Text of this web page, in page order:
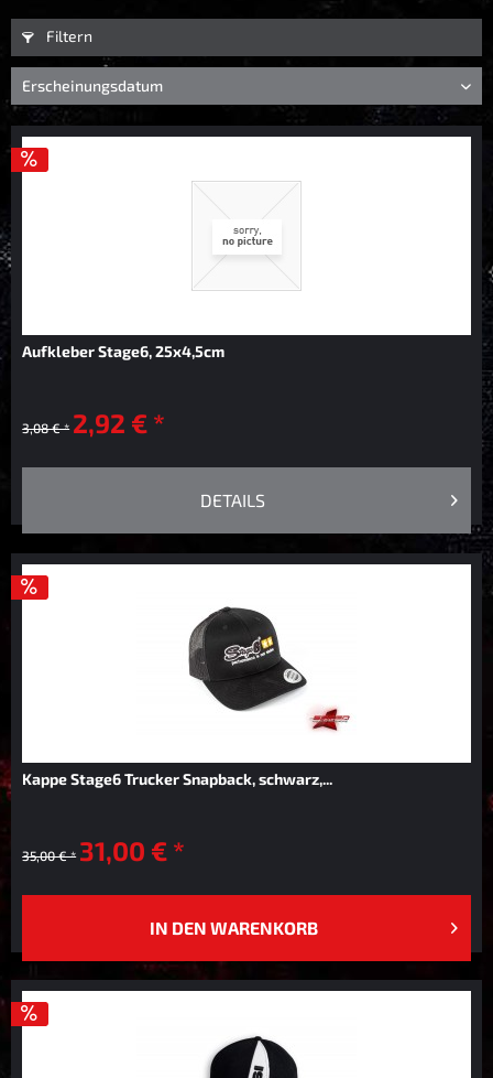
Filtern
Aufkleber Stage6, 25x4,5cm
3,08 € * 2,92 € *
DETAILS
Kappe Stage6 Trucker Snapback, schwarz,...
35,00 € * 31,00 € *
IN DEN WARENKORB